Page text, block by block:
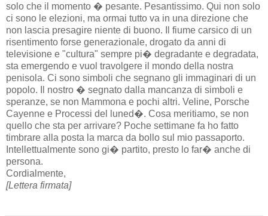
solo che il momento � pesante. Pesantissimo. Qui non solo
ci sono le elezioni, ma ormai tutto va in una direzione che
non lascia presagire niente di buono. Il fiume carsico di un
risentimento forse generazionale, drogato da anni di
televisione e "cultura" sempre pi� degradante e degradata,
sta emergendo e vuol travolgere il mondo della nostra
penisola. Ci sono simboli che segnano gli immaginari di un
popolo. Il nostro � segnato dalla mancanza di simboli e
speranze, se non Mammona e pochi altri. Veline, Porsche
Cayenne e Processi del luned�. Cosa meritiamo, se non
quello che sta per arrivare? Poche settimane fa ho fatto
timbrare alla posta la marca da bollo sul mio passaporto.
Intellettualmente sono gi� partito, presto lo far� anche di
persona.
Cordialmente,
[Lettera firmata]